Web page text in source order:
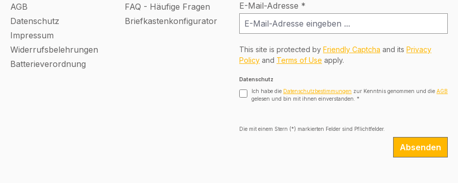
AGB
Datenschutz
Impressum
Widerrufsbelehrungen
Batterieverordnung
FAQ - Häufige Fragen
Briefkastenkonfigurator
E-Mail-Adresse *
This site is protected by Friendly Captcha and its Privacy
Policy and Terms of Use apply.
Datenschutz
Ich habe die Datenschutzbestimmungen zur Kenntnis genommen und die AGB
gelesen und bin mit ihnen einverstanden. *
Die mit einem Stern (*) markierten Felder sind Pflichtfelder.
Absenden